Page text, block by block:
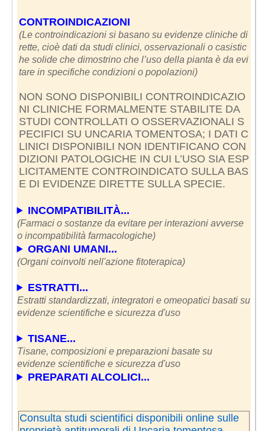
CONTROINDICAZIONI
(Le controindicazioni si basano su evidenze cliniche di
rette, cioè dati da studi clinici, osservazionali o casistic
he solide che dimostrino che l’uso della pianta è da evi
tare in specifiche condizioni o popolazioni)
NON SONO DISPONIBILI CONTROINDICAZIO
NI CLINICHE FORMALMENTE STABILITE DA
STUDI CONTROLLATI O OSSERVAZIONALI S
PECIFICI SU UNCARIA TOMENTOSA; I DATI C
LINICI DISPONIBILI NON IDENTIFICANO CON
DIZIONI PATOLOGICHE IN CUI L’USO SIA ESP
LICITAMENTE CONTROINDICATO SULLA BAS
E DI EVIDENZE DIRETTE SULLA SPECIE.
INCOMPATIBILITÀ...
(Farmaci o sostanze da evitare per interazioni avverse
o incompatibilità farmacologiche)
ORGANI UMANI...
(Organi coinvolti nell'azione fitoterapica)
ESTRATTI...
Estratti standardizzati, integratori e omeopatici basati su
evidenze scientifiche e sicurezza d'uso
TISANE...
Tisane, composizioni e preparazioni basate su
evidenze scientifiche e sicurezza d'uso
PREPARATI ALCOLICI...
Consulta studi scientifici disponibili online sulle